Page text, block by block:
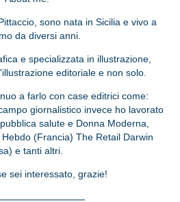
sono nata in Sicilia e vivo a
da diversi anni.
e specializzata in illustrazione,
editoriale e non solo.
a farlo con case editrici come:
giornalistico invece ho lavorato
salute e Donna Moderna,
(Francia) The Retail Darwin
e tanti altri.
sei interessato, grazie!